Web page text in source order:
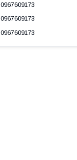
0967609173
0967609173
0967609173